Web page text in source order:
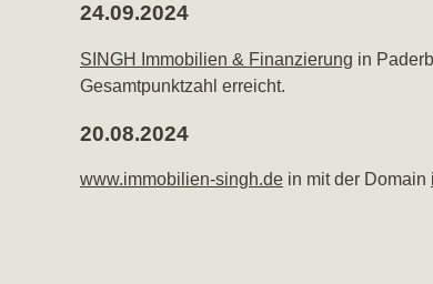
24.09.2024
SINGH Immobilien & Finanzierung in
Gesamtpunktzahl erreicht.
20.08.2024
www.immobilien-singh.de in mit der Domain